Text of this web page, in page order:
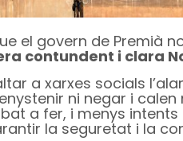
el govern de Premià
contundent i clara
a xarxes socials
ni negar i
a fer, i menys
la seguretat i la